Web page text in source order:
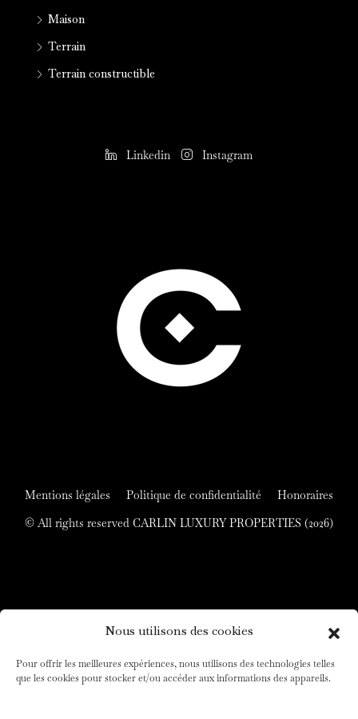
Nous utilisons des cookies
Pour offrir les meilleures expériences, nous utilisons des technologies telles
que les cookies pour stocker et/ou accéder aux informations des appareils.
Maison
Terrain
Terrain constructible
Linkedin Instagram
Mentions légales Politique de confidentialité
Honoraires
© All rights reserved CARLIN LUXURY PROPERTIES (2026)